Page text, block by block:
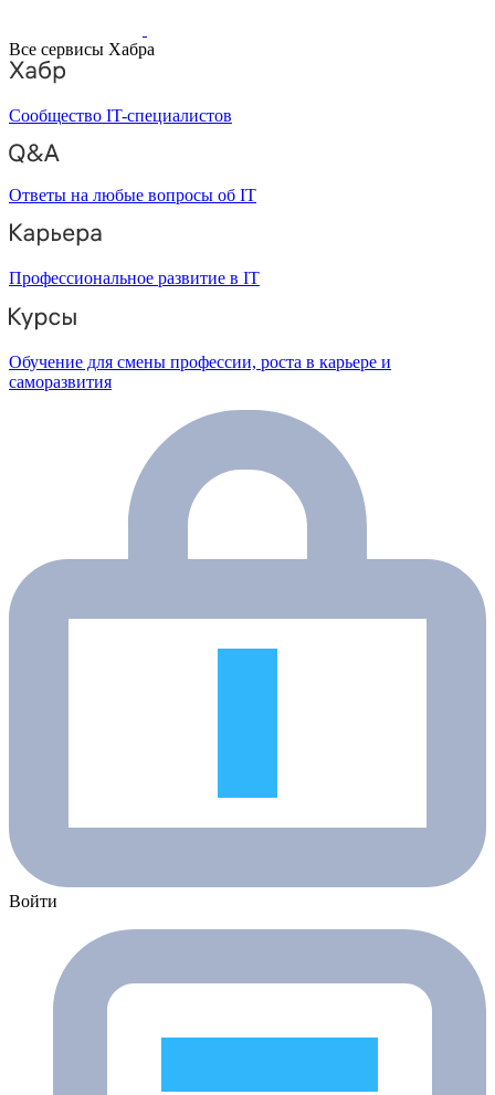
Все сервисы Хабра
Сообщество IT-специалистов
Ответы на любые вопросы об IT
Профессиональное развитие в IT
Обучение для смены профессии, роста в карьере и
саморазвития
Войти